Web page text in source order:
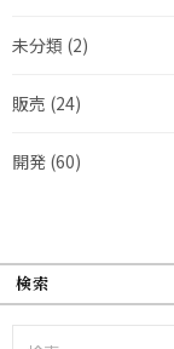
未分類 (2)
販売 (24)
開発 (60)
検索